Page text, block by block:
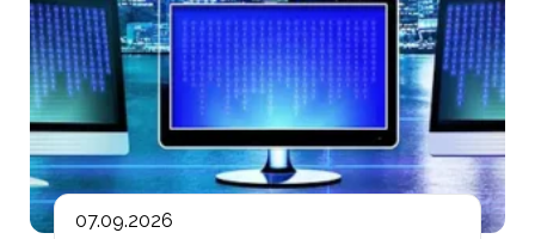
07.09.2026